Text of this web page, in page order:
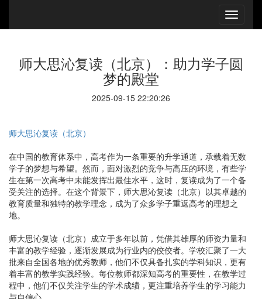
师大思沁复读（北京）：助力学子圆
梦的殿堂
2025-09-15 22:20:26
师大思沁复读（北京）
在中国的教育体系中，高考作为一条重要的升学通道，承载着无数
学子的梦想与希望。然而，面对激烈的竞争与高压的环境，有些学
生在第一次高考中未能发挥出最佳水平，这时，复读成为了一个备
受关注的选择。在这个背景下，师大思沁复读（北京）以其卓越的
教育质量和独特的教学理念，成为了众多学子重返高考的理想之
地。
师大思沁复读（北京）成立于多年以前，凭借其雄厚的师资力量和
丰富的教学经验，逐渐发展成为行业内的佼佼者。学校汇聚了一大
批来自全国各地的优秀教师，他们不仅具备扎实的学科知识，更有
着丰富的教学实践经验。每位教师都深知高考的重要性，在教学过
程中，他们不仅关注学生的学术成绩，更注重培养学生的学习能力
与自信心。